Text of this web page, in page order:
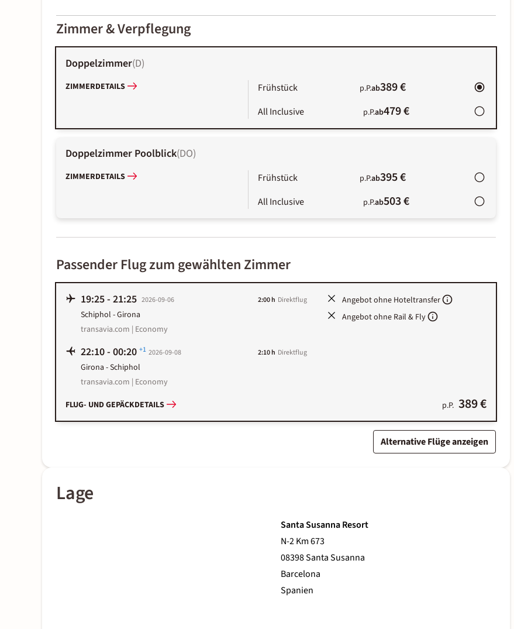
01-02
Zimmer & Verpflegung
Doppelzimmer(D)
ZIMMERDETAILS Frühstück p.P.ab389 €
All Inclusive p.P.ab479 €
Doppelzimmer Poolblick(DO)
ZIMMERDETAILS Frühstück p.P.ab395 €
All Inclusive p.P.ab503 €
Passender Flug zum gewählten Zimmer
19:25- 21:25 2026-09-06 2:00 h Direktflug
Schiphol -Girona
transavia.com | Economy
22:10- 00:20 +1 2026-09-08 2:10 h Direktflug
Girona -Schiphol
transavia.com | Economy
FLUG- UND GEPÄCKDETAILS
Angebot ohne Hoteltransfer
Angebot ohne Rail & Fly
p.P. 389 €
Alternative Flüge anzeigen
Lage
Santa Susanna Resort
N-2 Km 673
08398 Santa Susanna
Barcelona
Spanien